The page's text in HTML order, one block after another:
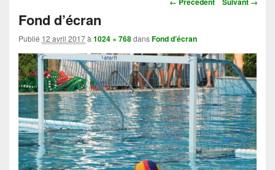
images
Fond d’écran
Publié 12 avril 2017à 1024 × 768dansFond d’écran